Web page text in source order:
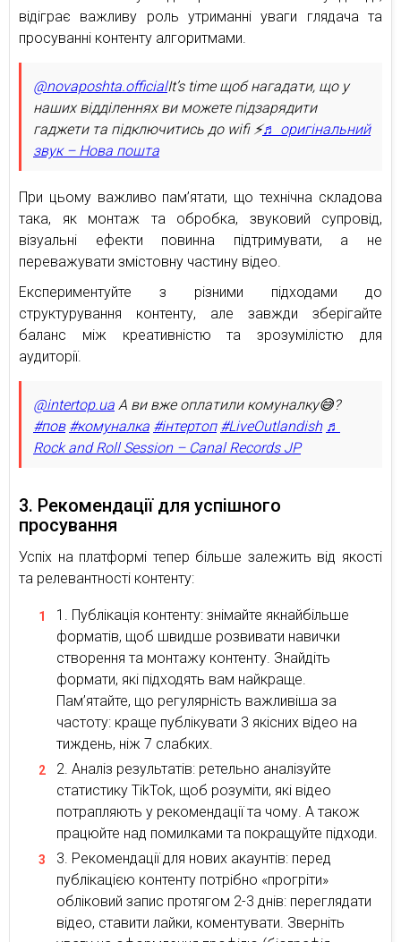
відіграє важливу роль утриманні уваги глядача та
просуванні контенту алгоритмами.
@novaposhta.officialIt’s time щоб нагадати, що у
наших відділеннях ви можете підзарядити
гаджети та підключитись до wifi ⚡️♬ оригінальний
звук – Нова пошта
При цьому важливо пам’ятати, що технічна складова
така, як монтаж та обробка, звуковий супровід,
візуальні ефекти повинна підтримувати, а не
переважувати змістовну частину відео.
Експериментуйте з різними підходами до
структурування контенту, але завжди зберігайте
баланс між креативністю та зрозумілістю для
аудиторії.
@intertop.ua А ви вже оплатили комуналку😅?
#пов #комуналка #інтертоп #LiveOutlandish ♬
Rock and Roll Session – Canal Records JP
3. Рекомендації для успішного
просування
Успіх на платформі тепер більше залежить від якості
та релевантності контенту:
Публікація контенту: знімайте якнайбільше
форматів, щоб швидше розвивати навички
створення та монтажу контенту. Знайдіть
формати, які підходять вам найкраще.
Пам’ятайте, що регулярність важливіша за
частоту: краще публікувати 3 якісних відео на
тиждень, ніж 7 слабких.
Аналіз результатів: ретельно аналізуйте
статистику TikTok, щоб розуміти, які відео
потрапляють у рекомендації та чому. А також
працюйте над помилками та покращуйте підходи.
Рекомендації для нових акаунтів: перед
публікацією контенту потрібно «прогріти»
обліковий запис протягом 2-3 днів: переглядати
відео, ставити лайки, коментувати. Зверніть